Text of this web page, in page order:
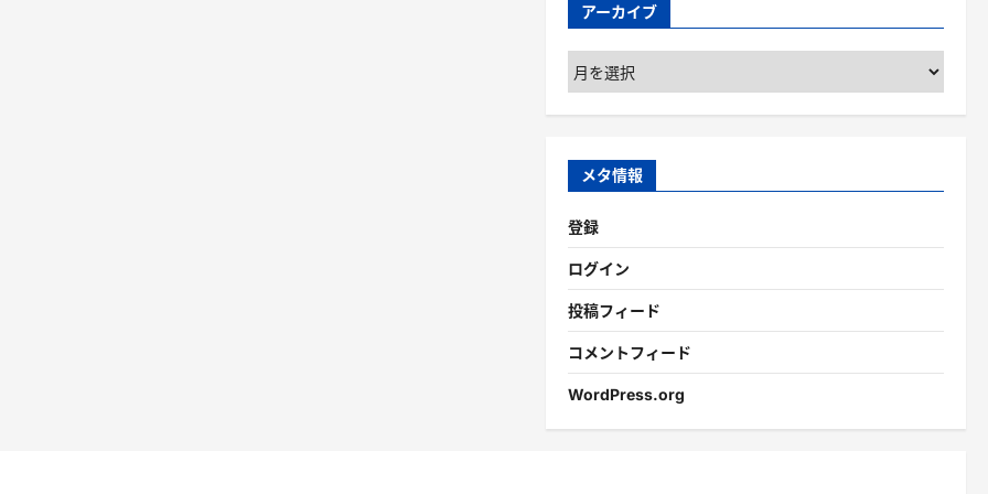
アーカイブ
ア
ー
カ
ブ
メタ情報
登録
ログイン
投稿フィード
コメントフィード
WordPress.org